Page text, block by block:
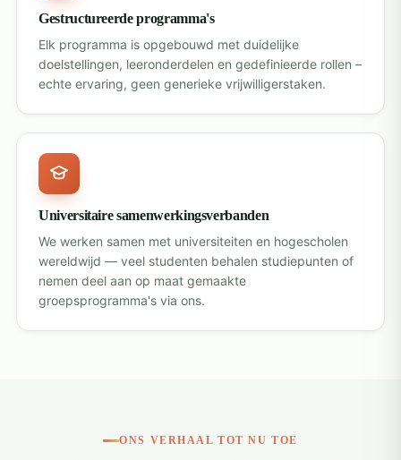
Gestructureerde programma's
Elk programma is opgebouwd met duidelijke
doelstellingen, leeronderdelen en gedefinieerde rollen –
echte ervaring, geen generieke vrijwilligerstaken.
Universitaire samenwerkingsverbanden
We werken samen met universiteiten en hogescholen
wereldwijd — veel studenten behalen studiepunten of
nemen deel aan op maat gemaakte
groepsprogramma's via ons.
ONS VERHAAL TOT NU TOE